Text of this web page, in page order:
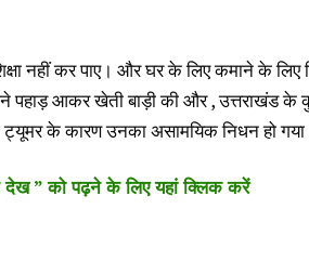
नहीं कर पाए। और घर के लिए कमाने के
पहाड़ आकर खेती बाड़ी की और , उत्तराखंड
के कारण उनका असामयिक निधन हो
” को पढ़ने के लिए यहां क्लिक करें